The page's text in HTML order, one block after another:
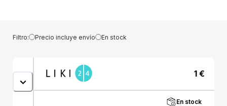
proteína de leche, cacao desnatado,
edulcorante natural cero calorías (Stevia y
lechePresentación: 40 gramos.
Filtro: Precio incluye envío En stock
1 €
En stock